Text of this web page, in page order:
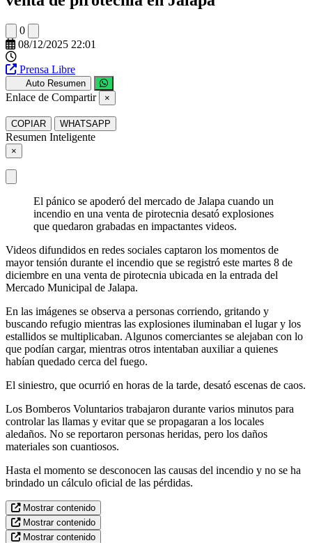
0
08/12/2025 22:01
Prensa Libre
Auto Resumen
Enlace de Compartir ×
COPIAR WHATSAPP
Resumen Inteligente
×
El pánico se apoderó del mercado de Jalapa cuando un
incendio en una venta de pirotecnia desató explosiones
que quedaron grabadas en impactantes videos.
Videos difundidos en redes sociales captaron los momentos de
mayor tensión durante el incendio que se registró este martes 8 de
diciembre en una venta de pirotecnia ubicada en la entrada del
Mercado Municipal de Jalapa.
En las imágenes se observa a personas corriendo, gritando y
buscando refugio mientras las explosiones iluminaban el lugar y los
estallidos se multiplicaban. Algunos comerciantes se alejaban con lo
que podían cargar, mientras otros intentaban auxiliar a quienes
habían quedado cerca del fuego.
El siniestro, que ocurrió en horas de la tarde, desató escenas de caos.
Los Bomberos Voluntarios trabajaron durante varios minutos para
controlar las llamas y evitar que se propagaran a los locales
aledaños. No se reportaron personas heridas, pero los daños
materiales son cuantiosos.
Hasta el momento se desconocen las causas del incendio y no se ha
brindado un cálculo oficial de las pérdidas.
Mostrar contenido
Mostrar contenido
Mostrar contenido